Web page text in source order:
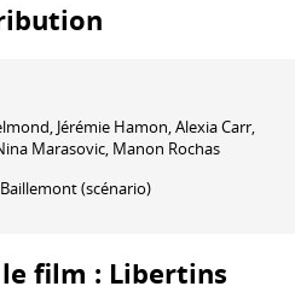
, Jérémie Hamon,Alexia Carr,
Marasovic, Manon Rochas
(scénario)
film : Libertins